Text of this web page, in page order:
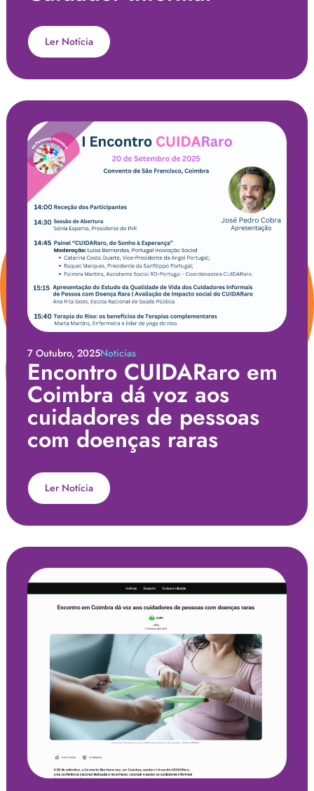
Ler Notícia
7 Outubro, 2025Noticias
Encontro CUIDARaro em
Coimbra dá voz aos
cuidadores de pessoas
com doenças raras
Ler Notícia